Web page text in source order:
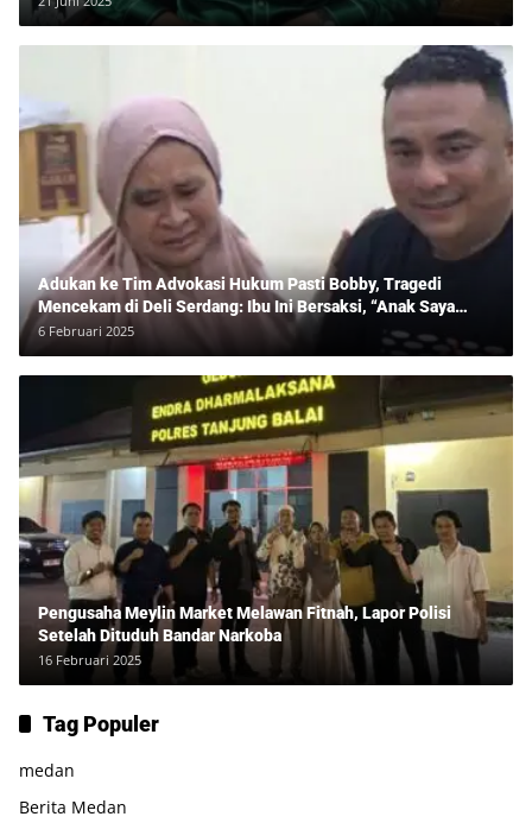
Adukan ke Tim Advokasi Hukum Pasti Bobby, Tragedi
Mencekam di Deli Serdang: Ibu Ini Bersaksi, “Anak Saya
Ditangkap Tanpa Bukti dan Bukan Bandar Narkoba!”
6 Februari 2025
Pengusaha Meylin Market Melawan Fitnah, Lapor Polisi
Setelah Dituduh Bandar Narkoba
16 Februari 2025
Tag Populer
medan
Berita Medan